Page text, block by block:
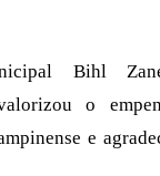
Bihl
valorizou o
e